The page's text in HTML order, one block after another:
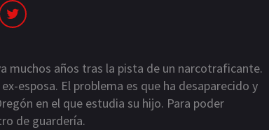
muchos años tras la pista de un narcotraficante.
esposa. El problema es que ha desaparecido y
en el que estudia su hijo. Para poder
de guardería.